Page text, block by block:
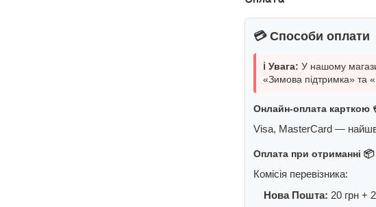
💳 Способи оплати
ℹ️ Увага: У нашому
«Зимова підтримка» та
Онлайн-оплата карткою
Visa, MasterCard —
Оплата при отриманні 📦
Комісія перевізника:
Нова Пошта: 20 грн +